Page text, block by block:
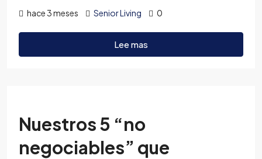
hace 3 meses Senior Living 0
Lee mas
Nuestros 5 “no
negociables” que